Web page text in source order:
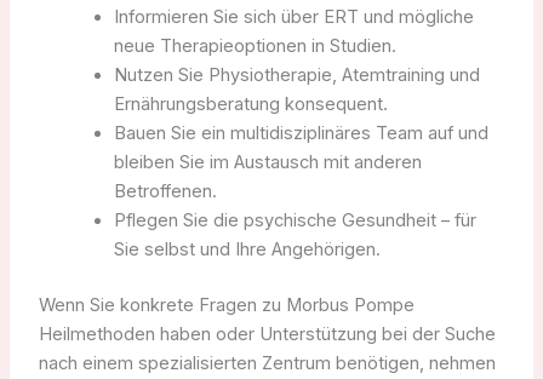
Informieren Sie sich über ERT und mögliche
neue Therapieoptionen in Studien.
Nutzen Sie Physiotherapie, Atemtraining und
Ernährungsberatung konsequent.
Bauen Sie ein multidisziplinäres Team auf und
bleiben Sie im Austausch mit anderen
Betroffenen.
Pflegen Sie die psychische Gesundheit – für
Sie selbst und Ihre Angehörigen.
Wenn Sie konkrete Fragen zu Morbus Pompe
Heilmethoden haben oder Unterstützung bei der Suche
nach einem spezialisierten Zentrum benötigen, nehmen